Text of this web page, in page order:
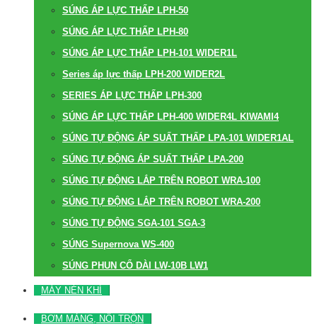
SÚNG ÁP LỰC THẤP LPH-50
SÚNG ÁP LỰC THẤP LPH-80
SÚNG ÁP LỰC THẤP LPH-101 WIDER1L
Series áp lực thấp LPH-200 WIDER2L
SERIES ÁP LỰC THẤP LPH-300
SÚNG ÁP LỰC THẤP LPH-400 WIDER4L KIWAMI4
SÚNG TỰ ĐỘNG ÁP SUẤT THẤP LPA-101 WIDER1AL
SÚNG TỰ ĐỘNG ÁP SUẤT THẤP LPA-200
SÚNG TỰ ĐỘNG LẮP TRÊN ROBOT WRA-100
SÚNG TỰ ĐỘNG LẮP TRÊN ROBOT WRA-200
SÚNG TỰ ĐỘNG SGA-101 SGA-3
SÚNG Supernova WS-400
SÚNG PHUN CỔ DÀI LW-10B LW1
MÁY NÉN KHÍ
BƠM MÀNG, NỒI TRỘN